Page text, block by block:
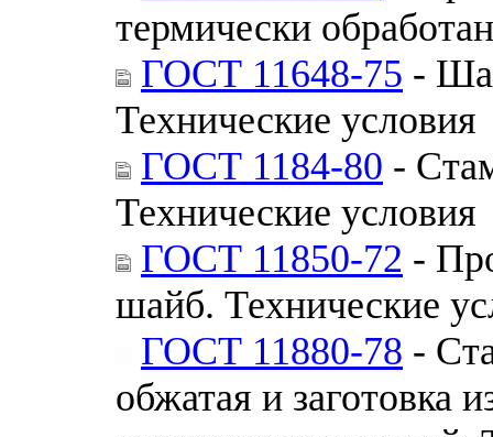
термически
ГОСТ 11648-75 -
Технические условия
ГОСТ 1184-80 -
Технические условия
ГОСТ 11850-72 -
шайб. Технические
ГОСТ 11880-78 -
обжатая и заготовка